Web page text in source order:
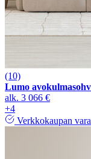
(10)
Lumo
alk. 3 066 €
+4
Verkkokaupan